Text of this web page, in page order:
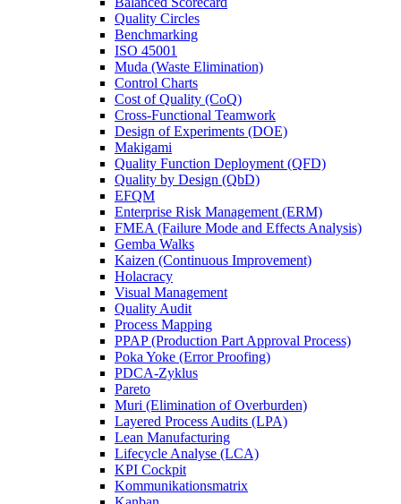
Quality Circles
Benchmarking
ISO 45001
Muda (Waste Elimination)
Control Charts
Cost of Quality (CoQ)
Cross-Functional Teamwork
Design of Experiments (DOE)
Makigami
Quality Function Deployment (QFD)
Quality by Design (QbD)
EFQM
Enterprise Risk Management (ERM)
FMEA (Failure Mode and Effects Analysis)
Gemba Walks
Kaizen (Continuous Improvement)
Holacracy
Visual Management
Quality Audit
Process Mapping
PPAP (Production Part Approval Process)
Poka Yoke (Error Proofing)
PDCA-Zyklus
Pareto
Muri (Elimination of Overburden)
Layered Process Audits (LPA)
Lean Manufacturing
Lifecycle Analyse (LCA)
KPI Cockpit
Kommunikationsmatrix